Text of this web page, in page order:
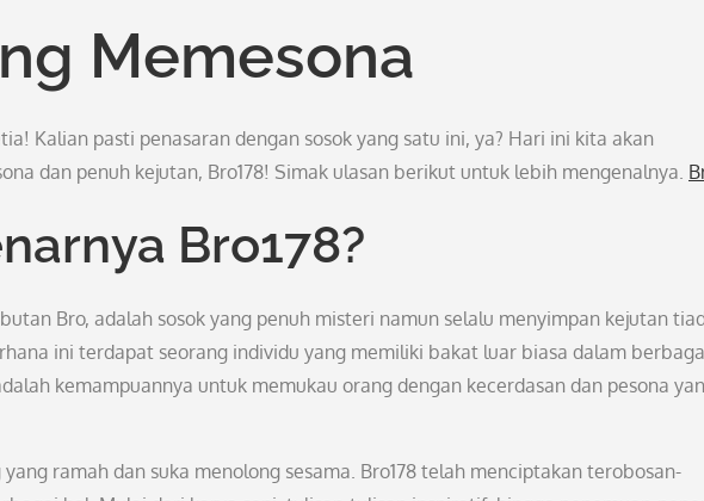
Memesona
Kalian pasti penasaran dengan sosok yang satu ini, ya? Hari ini kita akan
dan penuh kejutan, Bro178! Simak ulasan berikut untuk lebih mengenalnya.
Bro178?
Bro, adalah sosok yang penuh misteri namun selalu menyimpan kejutan
ini terdapat seorang individu yang memiliki bakat luar biasa dalam
kemampuannya untuk memukau orang dengan kecerdasan dan pesona
ramah dan suka menolong sesama. Bro178 telah menciptakan terobosan-